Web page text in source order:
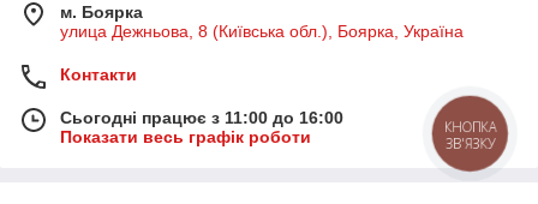
м. Боярка
улица Дежньова, 8 (Київська обл.), Боярка, Україна
Контакти
Сьогодні працює з 11:00 до 16:00
Показати весь графік роботи
КНОПКА
ЗВ'ЯЗКУ